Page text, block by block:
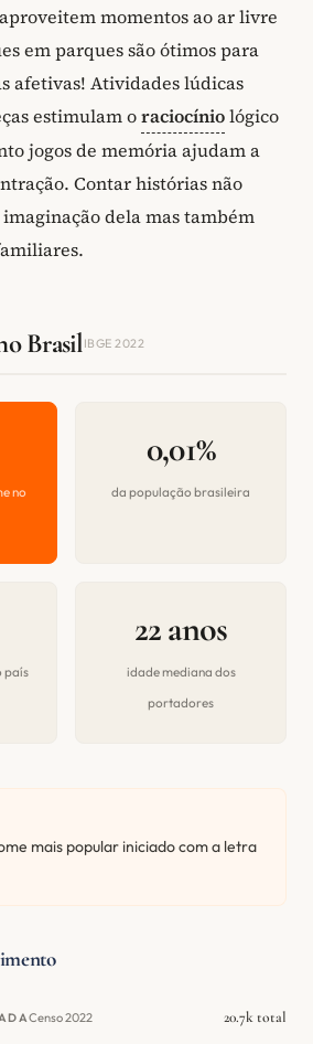
momentos ao ar livre
em parques são ótimos para
afetivas! Atividades lúdicas
estimulam oraciocíniológico
jogos de memória ajudam a
Contar histórias não
dela mas também
BrasilIBGE 2022
no
0,01%
da população brasileira
país
22 anos
idade mediana dos
portadores
mais popular iniciado com a letra
Censo 2022 20.7k total